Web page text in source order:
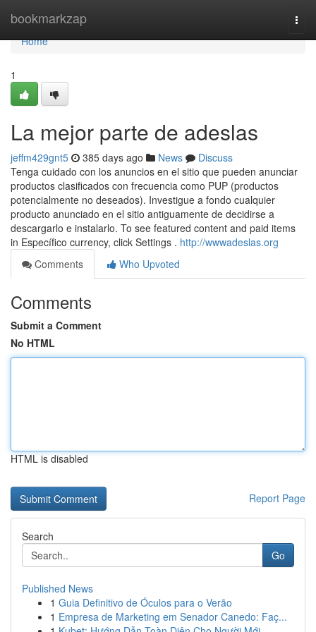
bookmarkzap
Home
Home
1
La mejor parte de adeslas
jeffm429gnt5 385 days ago News
Discuss
Tenga cuidado con los anuncios en el sitio que pueden anunciar
productos clasificados con frecuencia como PUP (productos
potencialmente no deseados). Investigue a fondo cualquier
producto anunciado en el sitio antiguamente de decidirse a
descargarlo e instalarlo. To see featured content and paid items
in Específico currency, click Settings . http://wwwadeslas.org
Comments
Who Upvoted
Comments
Submit a Comment
No HTML
HTML is disabled
Report Page
Search
Go
Published News
1 Guia Definitivo de Óculos para o Verão
1 Empresa de Marketing em Senador Canedo: Faç...